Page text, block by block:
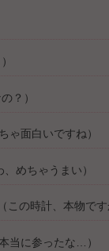
？）
ゃ面白いですね）
めちゃうまい）
この時計、本物です
当に参ったな…）